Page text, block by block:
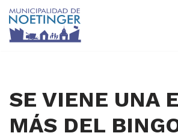
Saltar
SE VIENE UNA
MÁS DEL